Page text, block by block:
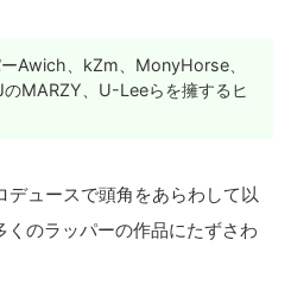
Awich、kZm、MonyHorse、
MARZY、U-Leeらを擁するヒ
ュースで頭角をあらわして以
のラッパーの作品にたずさわ